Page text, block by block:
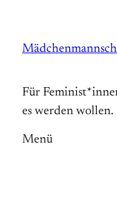
springen
Für
es werden wollen.
Menü